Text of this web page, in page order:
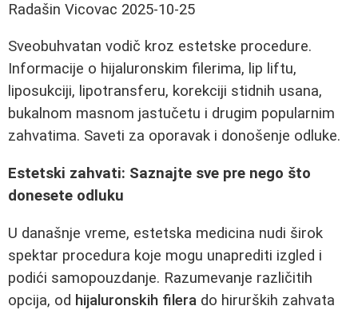
Radašin Vicovac 2025-10-25
Sveobuhvatan vodič kroz estetske procedure.
Informacije o hijaluronskim filerima, lip liftu,
liposukciji, lipotransferu, korekciji stidnih usana,
bukalnom masnom jastučetu i drugim popularnim
zahvatima. Saveti za oporavak i donošenje odluke.
Estetski zahvati: Saznajte sve pre nego što
donesete odluku
U današnje vreme, estetska medicina nudi širok
spektar procedura koje mogu unaprediti izgled i
podići samopouzdanje. Razumevanje različitih
opcija, od hijaluronskih filera do hirurških zahvata